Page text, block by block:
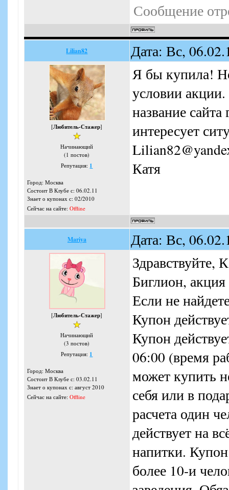
Сообщение
Lilian82 Дата: Вс,
[Любитель-Стажер]
Начинающий
(1 постов)
Репутация: 1
Город: Москва
Состоит В Клубе с: 06.02.11
Знает о купонах с: 02/2010
Сейчас на сайте: Offline
Я бы купила!
условии
название
интересует
Катя
Mariya Дата: Вс,
[Любитель-Стажер]
Начинающий
(3 постов)
Репутация: 1
Город: Москва
Состоит В Клубе с: 03.02.11
Знает о купонах с: август 2010
Сейчас на сайте: Offline
Здравствуйте,
Биглион,
Если не
Купон
Купон
06:00 (время
может купить
себя или в
расчета один
действует на
напитки. Купон
более 10-и